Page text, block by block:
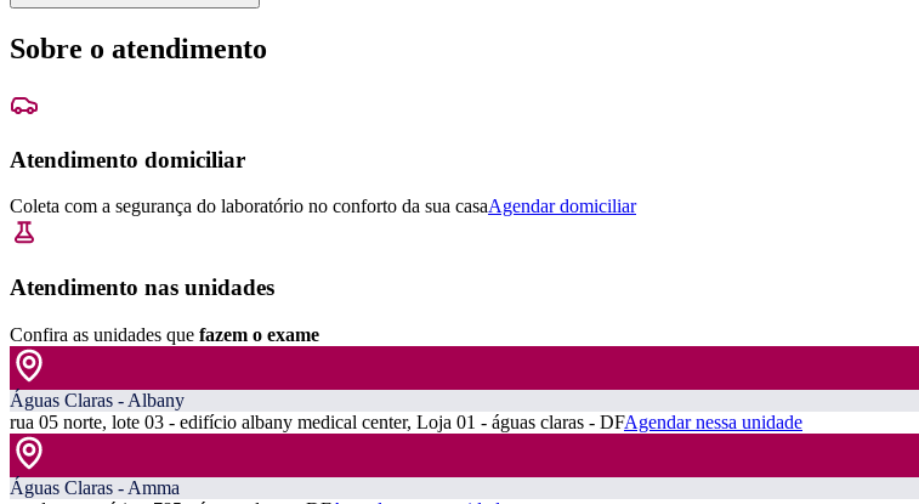
Sobre o atendimento
Atendimento domiciliar
Coleta com a segurança do laboratório no conforto da sua casaAgendar domiciliar
Atendimento nas unidades
Confira as unidades que fazem o exame
Águas Claras - Albany
rua 05 norte, lote 03 - edifício albany medical center, Loja 01 - águas claras - DFAgendar nessa unidade
Águas Claras - Amma